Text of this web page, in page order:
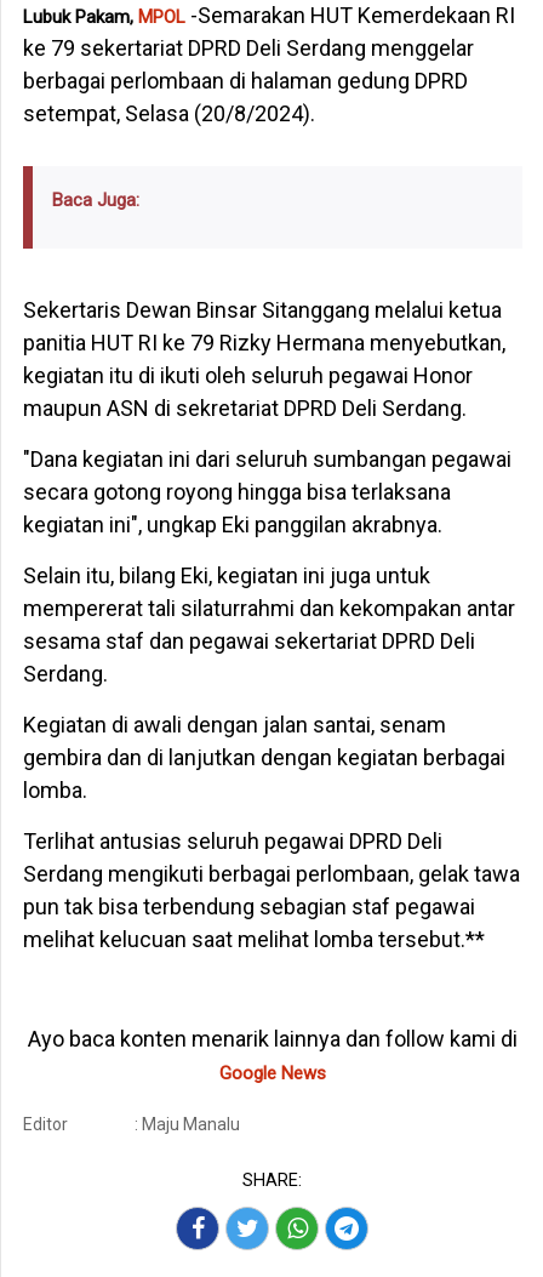
Lubuk Pakam, MPOL-Semarakan HUT Kemerdekaan RI
ke 79 sekertariat DPRD Deli Serdang menggelar
berbagai perlombaan di halaman gedung DPRD
setempat, Selasa (20/8/2024).
Baca Juga:
Sekertaris Dewan Binsar Sitanggang melalui ketua
panitia HUT RI ke 79 Rizky Hermana menyebutkan,
kegiatan itu di ikuti oleh seluruh pegawai Honor
maupun ASN di sekretariat DPRD Deli Serdang.
"Dana kegiatan ini dari seluruh sumbangan pegawai
secara gotong royong hingga bisa terlaksana
kegiatan ini", ungkap Eki panggilan akrabnya.
Selain itu, bilang Eki, kegiatan ini juga untuk
mempererat tali silaturrahmi dan kekompakan antar
sesama staf dan pegawai sekertariat DPRD Deli
Serdang.
Kegiatan di awali dengan jalan santai, senam
gembira dan di lanjutkan dengan kegiatan berbagai
lomba.
Terlihat antusias seluruh pegawai DPRD Deli
Serdang mengikuti berbagai perlombaan, gelak tawa
pun tak bisa terbendung sebagian staf pegawai
melihat kelucuan saat melihat lomba tersebut.**
Ayo baca konten menarik lainnya dan follow kami di
Google News
Editor : Maju Manalu
SHARE: